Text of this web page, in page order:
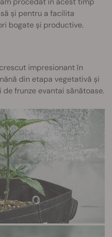
și pentru a facilita
bogate și productive.
impresionant în
din etapa vegetativă și
frunze evantai sănătoase.